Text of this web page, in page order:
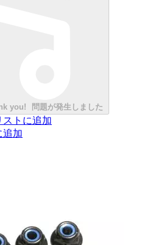
you! 問題が発生しました
ストに追加
追加